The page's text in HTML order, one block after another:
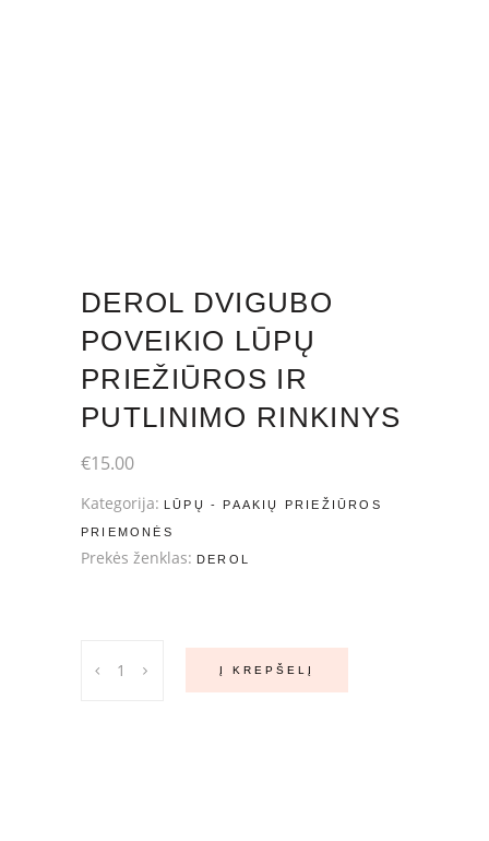
DEROL DVIGUBO
POVEIKIO LŪPŲ
PRIEŽIŪROS IR
PUTLINIMO RINKINYS
€15.00
Kategorija: LŪPŲ - PAAKIŲ PRIEŽIŪROS
PRIEMONĖS
Prekės ženklas: DEROL
Dvigubo
Į KREPŠELĮ